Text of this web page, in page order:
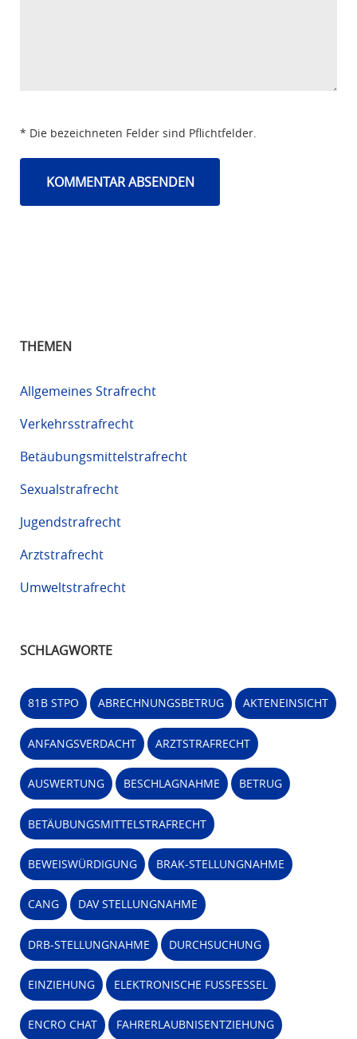
* Die bezeichneten Felder sind Pflichtfelder.
THEMEN
Allgemeines Strafrecht
Verkehrsstrafrecht
Betäubungsmittelstrafrecht
Sexualstrafrecht
Jugendstrafrecht
Arztstrafrecht
Umweltstrafrecht
SCHLAGWORTE
81B STPO ABRECHNUNGSBETRUG AKTENEINSICHT
ANFANGSVERDACHT ARZTSTRAFRECHT
AUSWERTUNG BESCHLAGNAHME BETRUG
BETÄUBUNGSMITTELSTRAFRECHT
BEWEISWÜRDIGUNG BRAK-STELLUNGNAHME
CANG DAV STELLUNGNAHME
DRB-STELLUNGNAHME DURCHSUCHUNG
EINZIEHUNG ELEKTRONISCHE FUSSFESSEL
ENCRO CHAT FAHRERLAUBNISENTZIEHUNG